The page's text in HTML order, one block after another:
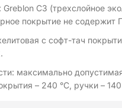
C3 (трехслойное
покрытие не
с софт-тач
максимально
– 240 °C, ручки – 140